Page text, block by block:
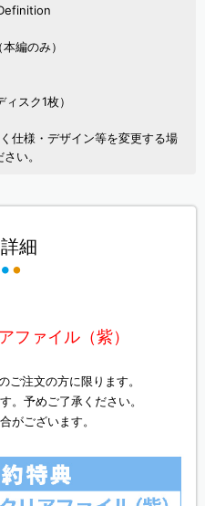
編のみ）
スク1枚）
仕様・デザイン等を変更する場
い。
細
ファイル（紫）
注文の方に限ります。
。予めご了承ください。
がございます。